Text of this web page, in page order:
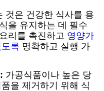
것은 건강한 식사를 용
을 유지하는 데 필수
리를 촉진하고 영양가
록 명확하고 실행 가
가공식품이나 높은 당
을 제거하기 위해 식